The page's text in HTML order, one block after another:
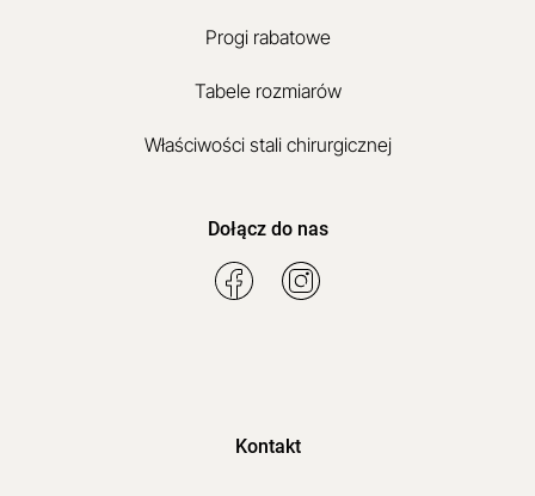
Progi rabatowe
Tabele rozmiarów
Właściwości stali chirurgicznej
Dołącz do nas
Kontakt